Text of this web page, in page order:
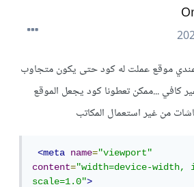
موقع عملت له كود حتى يكون متجاوب
كافي ...ممكن تعطونا كود يجعل الموقع
من غير استعمال المكاتب
<meta name="viewport"
content="width=device-
scale=1.0">